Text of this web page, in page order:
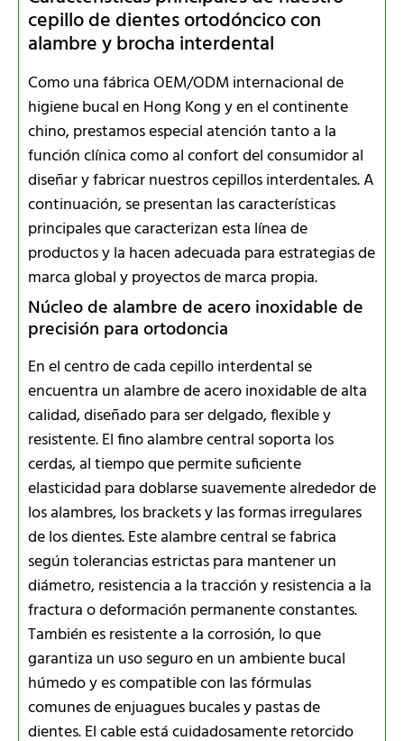
cepillo de dientes ortodóncico con
alambre y brocha interdental
Como una fábrica OEM/ODM internacional de
higiene bucal en Hong Kong y en el continente
chino, prestamos especial atención tanto a la
función clínica como al confort del consumidor al
diseñar y fabricar nuestros cepillos interdentales. A
continuación, se presentan las características
principales que caracterizan esta línea de
productos y la hacen adecuada para estrategias de
marca global y proyectos de marca propia.
Núcleo de alambre de acero inoxidable de
precisión para ortodoncia
En el centro de cada cepillo interdental se
encuentra un alambre de acero inoxidable de alta
calidad, diseñado para ser delgado, flexible y
resistente. El fino alambre central soporta los
cerdas, al tiempo que permite suficiente
elasticidad para doblarse suavemente alrededor de
los alambres, los brackets y las formas irregulares
de los dientes. Este alambre central se fabrica
según tolerancias estrictas para mantener un
diámetro, resistencia a la tracción y resistencia a la
fractura o deformación permanente constantes.
También es resistente a la corrosión, lo que
garantiza un uso seguro en un ambiente bucal
húmedo y es compatible con las fórmulas
comunes de enjuagues bucales y pastas de
dientes. El cable está cuidadosamente retorcido